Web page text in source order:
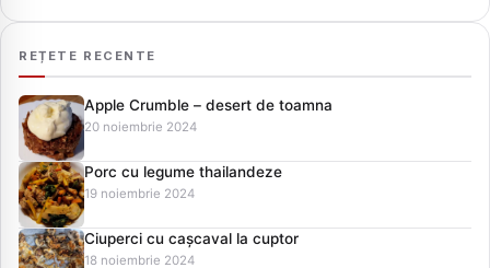
REȚETE RECENTE
Apple Crumble – desert de toamna
20 noiembrie 2024
Porc cu legume thailandeze
19 noiembrie 2024
Ciuperci cu cașcaval la cuptor
18 noiembrie 2024